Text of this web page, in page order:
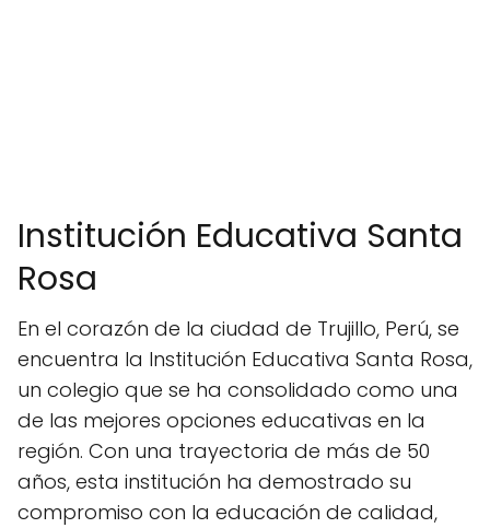
Institución Educativa Santa
Rosa
En el corazón de la ciudad de Trujillo, Perú, se
encuentra la Institución Educativa Santa Rosa,
un colegio que se ha consolidado como una
de las mejores opciones educativas en la
región. Con una trayectoria de más de 50
años, esta institución ha demostrado su
compromiso con la educación de calidad,